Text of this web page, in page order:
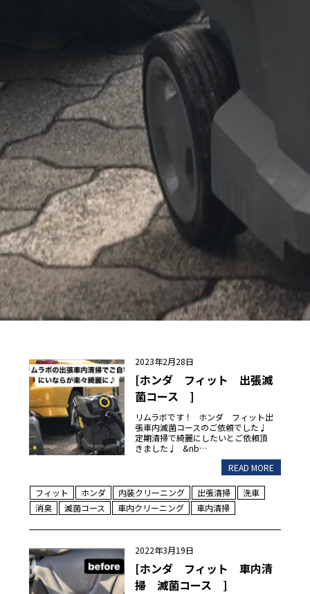
2023年2月28日
[ホンダ フィット 出張滅
菌コース ]
リムラボです！ ホンダ フィット出
張車内滅菌コースのご依頼でした♩
定期清掃で綺麗にしたいとご依頼頂
きました♩ &nb…
READ MORE
フィット ホンダ 内装クリーニング 出張清掃
洗車
消臭
滅菌コース 車内クリーニング 車内清掃
2022年3月19日
[ホンダ フィット 車内清
掃 滅菌コース ]